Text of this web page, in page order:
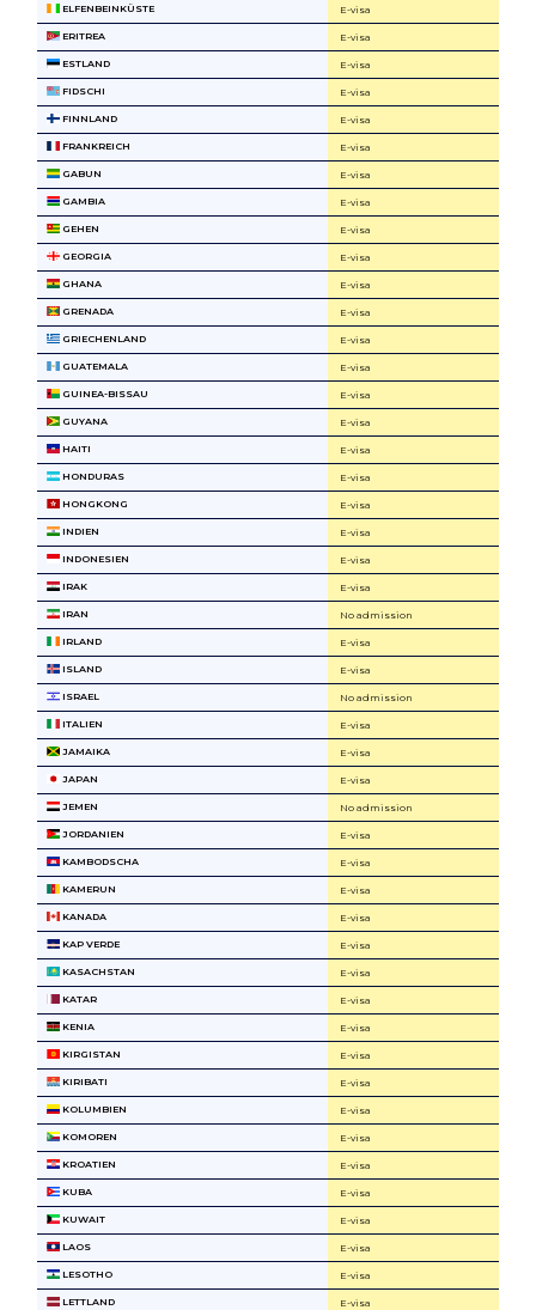
ELFENBEINKÜSTE E-visa
ERITREA E-visa
ESTLAND E-visa
FIDSCHI E-visa
FINNLAND E-visa
FRANKREICH E-visa
GABUN E-visa
GAMBIA E-visa
GEHEN E-visa
GEORGIA E-visa
GHANA E-visa
GRENADA E-visa
GRIECHENLAND E-visa
GUATEMALA E-visa
GUINEA-BISSAU E-visa
GUYANA E-visa
HAITI E-visa
HONDURAS E-visa
HONGKONG E-visa
INDIEN E-visa
INDONESIEN E-visa
IRAK E-visa
IRAN No admission
IRLAND E-visa
ISLAND E-visa
ISRAEL No admission
ITALIEN E-visa
JAMAIKA E-visa
JAPAN E-visa
JEMEN No admission
JORDANIEN E-visa
KAMBODSCHA E-visa
KAMERUN E-visa
KANADA E-visa
KAP VERDE E-visa
KASACHSTAN E-visa
KATAR E-visa
KENIA E-visa
KIRGISTAN E-visa
KIRIBATI E-visa
KOLUMBIEN E-visa
KOMOREN E-visa
KROATIEN E-visa
KUBA E-visa
KUWAIT E-visa
LAOS E-visa
LESOTHO E-visa
LETTLAND E-visa